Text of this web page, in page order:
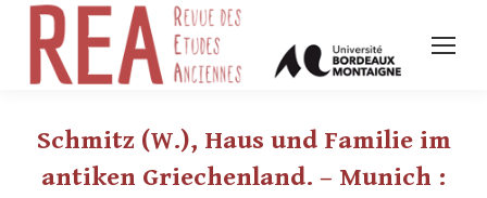
Schmitz (W.), Haus und Familie im
antiken Griechenland. – Munich :